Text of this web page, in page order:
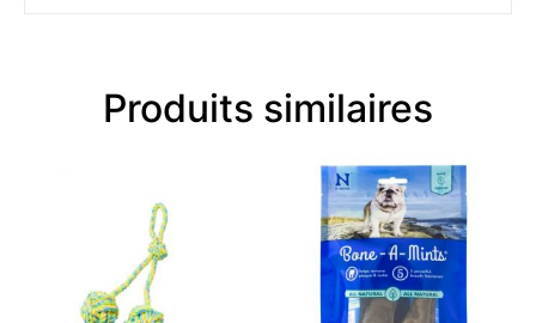
Produits similaires